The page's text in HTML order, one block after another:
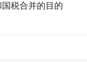
税合并的目的